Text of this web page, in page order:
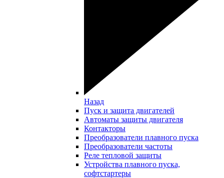
Назад
Пуск и защита двигателей
Автоматы защиты двигателя
Контакторы
Преобразователи плавного пуска
Преобразователи частоты
Реле тепловой защиты
Устройства плавного пуска,
софтстартеры